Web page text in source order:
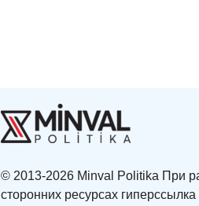
© 2013-2026 Minval Politika При
сторонних ресурсах